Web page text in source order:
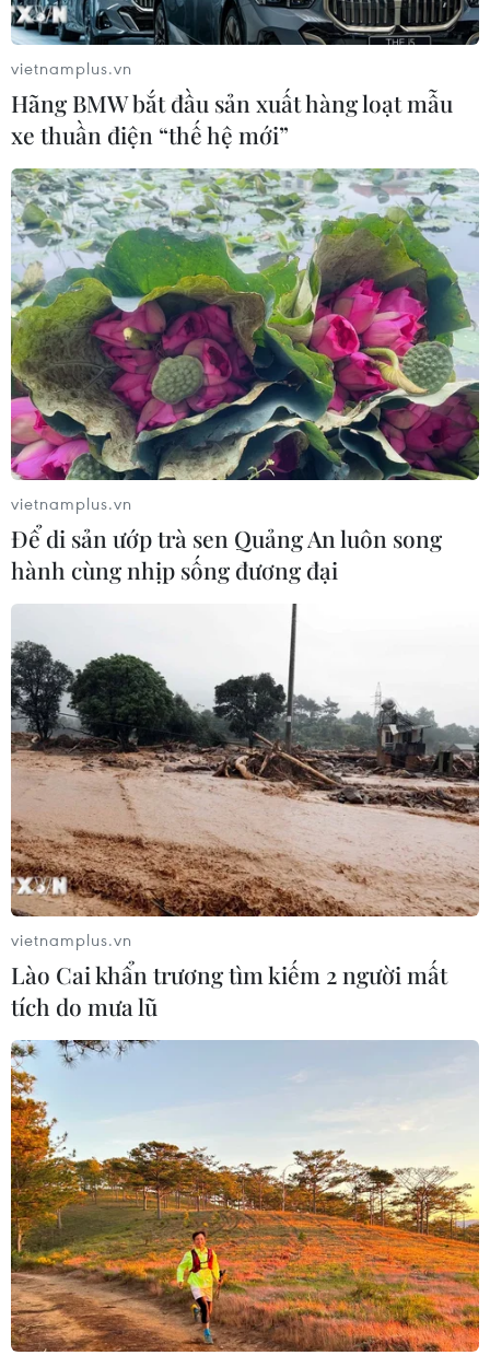
TIN CÙNG CHUYÊN MỤC
Cuộc tìm kiếm và vá lại những 'trái
tim lỗi '
Hà Nội cảnh báo về việc sử dụng tế
bào gốc trong khám chữa bệnh, làm
đẹp
07/08/2026 03:03
Thắp lên hy vọng cho bệnh nhân
nghèo từ 'phòng khám 0 đồng' ở An
07/08/2026 02:00
giúp bé gái phục hồi sau 10 năm
06/08/2026 07:15
Hà Nội: Kiểm tra, xác minh liên quan
đến sản phẩm giảm cân dạng bút
tiêm
06/08/2026 07:05
Người dân không sử dụng sản phẩm
vietnamplus.vn
Hãng BMW bắt đầu sản xuất hàng loạt mẫu
xe thuần điện “thế hệ mới”
vietnamplus.vn
Để di sản ướp trà sen Quảng An luôn song
hành cùng nhịp sống đương đại
vietnamplus.vn
Lào Cai khẩn trương tìm kiếm 2 người mất
tích do mưa lũ